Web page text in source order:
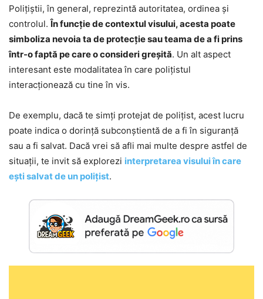
Polițiștii, în general, reprezintă autoritatea, ordinea și
controlul.În funcție de contextul visului, acesta poate
simboliza nevoia ta de protecție sau teama de a fi prins
într-o faptă pe care o consideri greșită. Un alt aspect
interesant este modalitatea în care polițistul
interacționează cu tine în vis.
De exemplu, dacă te simți protejat de polițist, acest lucru
poate indica o dorință subconștientă de a fi în siguranță
sau a fi salvat. Dacă vrei să afli mai multe despre astfel de
situații, te invit să explorezi interpretarea visului în care
ești salvat de un polițist.